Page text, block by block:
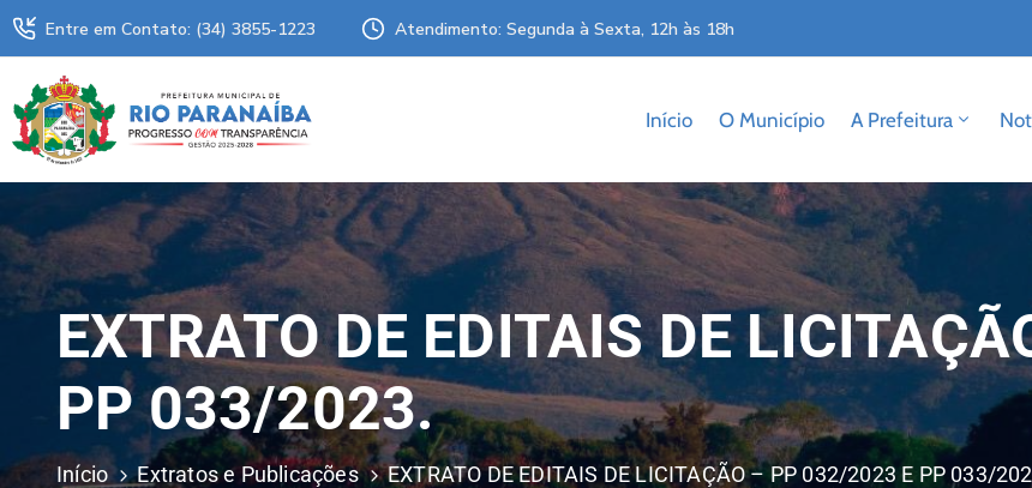
Entre em Contato: (34) 3855-1223 Atendimento: Segunda à Sexta, 12h às 18h
Início O Município A Prefeitura
EXTRATO DE EDITAIS DE
PP 033/2023.
Início Extratos e Publicações EXTRATO DE EDITAIS DE LICITAÇÃO – PP 032/2023 E PP 033/